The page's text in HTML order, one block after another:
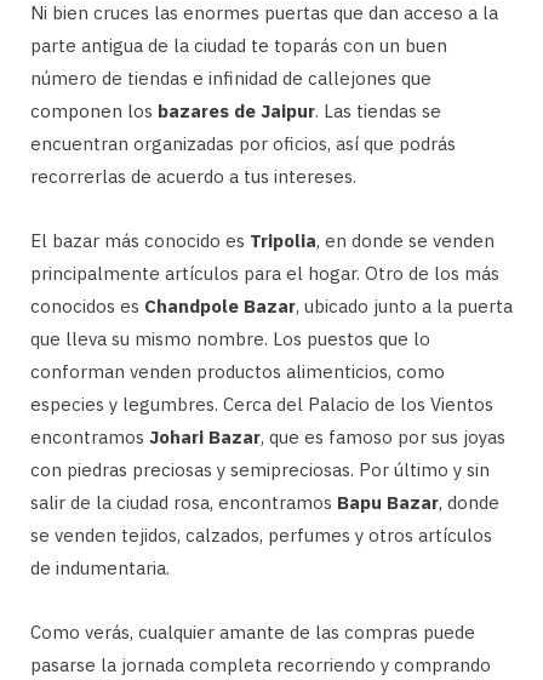
Ni bien cruces las enormes puertas que dan acceso a la
parte antigua de la ciudad te toparás con un buen
número de tiendas e infinidad de callejones que
componen los bazares de Jaipur. Las tiendas se
encuentran organizadas por oficios, así que podrás
recorrerlas de acuerdo a tus intereses.
El bazar más conocido es Tripolia, en donde se venden
principalmente artículos para el hogar. Otro de los más
conocidos es Chandpole Bazar, ubicado junto a la puerta
que lleva su mismo nombre. Los puestos que lo
conforman venden productos alimenticios, como
especies y legumbres. Cerca del Palacio de los Vientos
encontramos Johari Bazar, que es famoso por sus joyas
con piedras preciosas y semipreciosas. Por último y sin
salir de la ciudad rosa, encontramos Bapu Bazar, donde
se venden tejidos, calzados, perfumes y otros artículos
de indumentaria.
Como verás, cualquier amante de las compras puede
pasarse la jornada completa recorriendo y comprando